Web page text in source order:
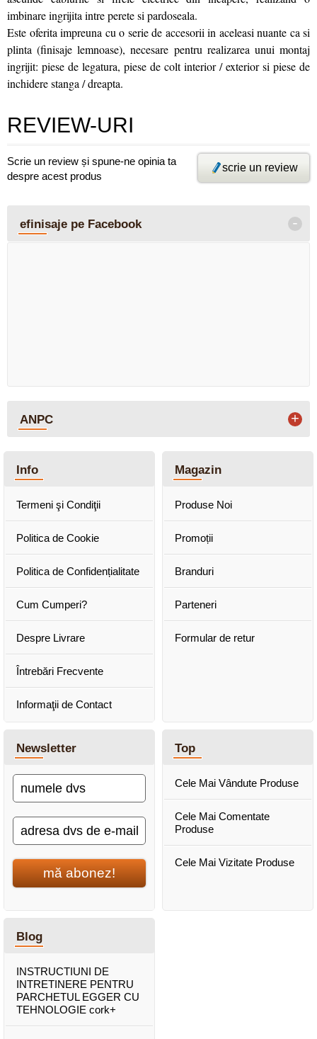
imbinare ingrijita intre perete si pardoseala.
Este oferita impreuna cu o serie de accesorii in aceleasi nuante ca si
plinta (finisaje lemnoase), necesare pentru realizarea unui montaj
ingrijit: piese de legatura, piese de colt interior / exterior si piese de
inchidere stanga / dreapta.
REVIEW-URI
Scrie un review și spune-ne opinia ta
despre acest produs
scrie un review
efinisaje pe Facebook -
ANPC +
Info
Termeni şi Condiţii
Politica de Cookie
Politica de Confidențialitate
Cum Cumperi?
Despre Livrare
Întrebări Frecvente
Informaţii de Contact
Magazin
Produse Noi
Promoții
Branduri
Parteneri
Formular de retur
Newsletter
mă abonez!
Top
Cele Mai Vândute Produse
Cele Mai Comentate
Produse
Cele Mai Vizitate Produse
Blog
INSTRUCTIUNI DE
INTRETINERE PENTRU
PARCHETUL EGGER CU
TEHNOLOGIE cork+